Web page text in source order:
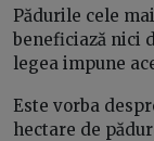
Pădurile cele
beneficiază nici
legea impune
Este vorba
hectare de